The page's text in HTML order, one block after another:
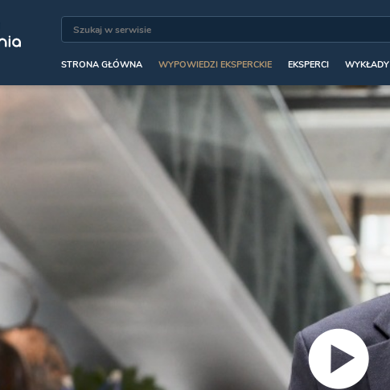
STRONA GŁÓWNA WYPOWIEDZI EKSPERCKIE EKSPERCI WYKŁADY